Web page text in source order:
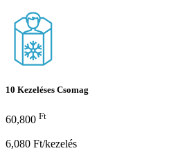
10 Kezeléses Csomag
60,800 Ft
6,080 Ft/kezelés